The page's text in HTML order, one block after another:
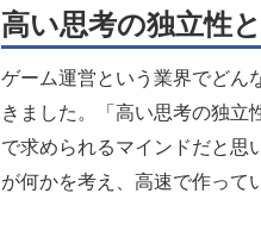
高い思考の独立性
ゲーム運営という業界でどん
きました。「高い思考の独立
で求められるマインドだと思
が何かを考え、高速で作って